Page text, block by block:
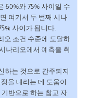
60%와 75% 사이일 수
여기서 두 번째 시나
사이가 됩니다.
오 조건 수준에 도달하
나리오에서 예측을 취
하는 것으로 간주되지
을 내리는 데 도움이
반으로 하는 참고 자